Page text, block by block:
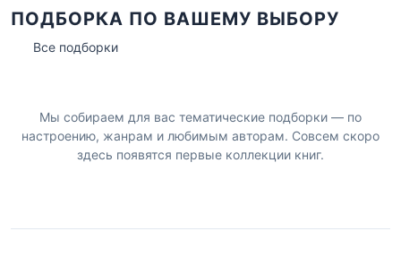
ПОДБОРКА ПО ВАШЕМУ ВЫБОРУ
Все подборки
Мы собираем для вас тематические подборки — по
настроению, жанрам и любимым авторам. Совсем скоро
здесь появятся первые коллекции книг.